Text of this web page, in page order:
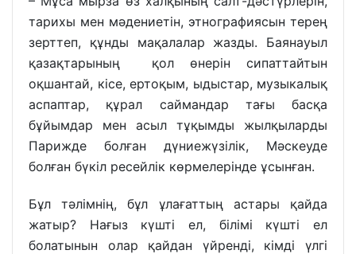
тарихы мен мәдениетін, этнографиясын терең
зерттеп, құнды мақалалар жазды. Баянауыл
қазақтарының қол өнерін сипаттайтын
оқшантай, кісе, ертоқым, ыдыстар, музыкалық
аспаптар, құрал саймандар тағы басқа
бұйымдар мен асыл тұқымды жылқыларды
Парижде болған дүниежүзілік, Мәскеуде
болған бүкіл ресейлік көрмелерінде ұсынған.
Бұл тәлімнің, бұл ұлағаттың астары қайда
жатыр? Нағыз күшті ел, білімі күшті ел
болатынын олар қайдан үйренді, кімді үлгі